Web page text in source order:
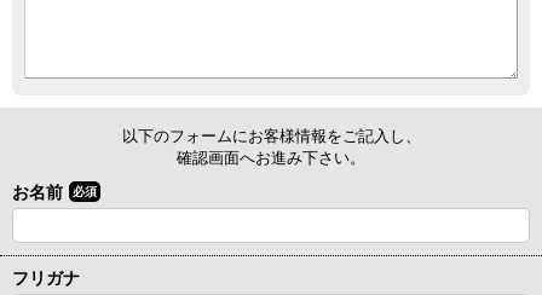
以下のフォームにお客様情報をご記入し、
確認画面へお進み下さい。
お名前 必須
フリガナ